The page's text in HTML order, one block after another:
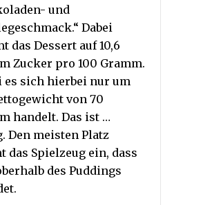
und
Dabei
das Dessert auf 10,6
Zucker pro 100 Gramm.
es sich hierbei nur um
von 70
handelt. Das ist …
Den meisten Platz
das Spielzeug ein, dass
des Puddings